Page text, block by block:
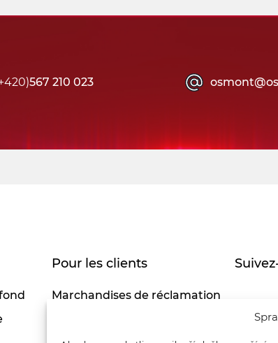
567 210 023
Pour les clients
Marchandises de réclamation